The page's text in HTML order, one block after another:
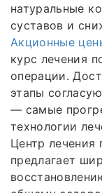
натуральные
суставов и
Акционные
курс лечения
операции.
этапы
— самые
технологии
Центр лечения
предлагает